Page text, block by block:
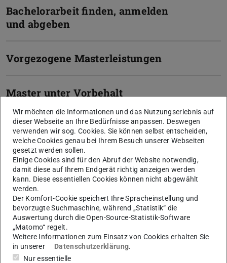
Bachelorarbeit finden, anmelden
und abgeben
Vorgezogene Masterleistungen
Master unter Vorbehalt
Zeugnisantrag
Bewerbung in TUCaN
Sprachvoraussetzung für den
Master
Rückmeldung
Wir möchten die Informationen und das Nutzungserlebnis auf
dieser Webseite an Ihre Bedürfnisse anpassen. Deswegen
verwenden wir sog. Cookies. Sie können selbst entscheiden,
welche Cookies genau bei Ihrem Besuch unserer Webseiten
gesetzt werden sollen.
Einige Cookies sind für den Abruf der Website notwendig,
damit diese auf Ihrem Endgerät richtig anzeigen werden
kann. Diese essentiellen Cookies können nicht abgewählt
werden.
Der Komfort-Cookie speichert Ihre Spracheinstellung und
bevorzugte Suchmaschine, während „Statistik“ die
Auswertung durch die Open-Source-Statistik-Software
„Matomo“ regelt.
Weitere Informationen zum Einsatz von Cookies erhalten Sie
in unserer
Datenschutzerklärung.
Nur essentielle